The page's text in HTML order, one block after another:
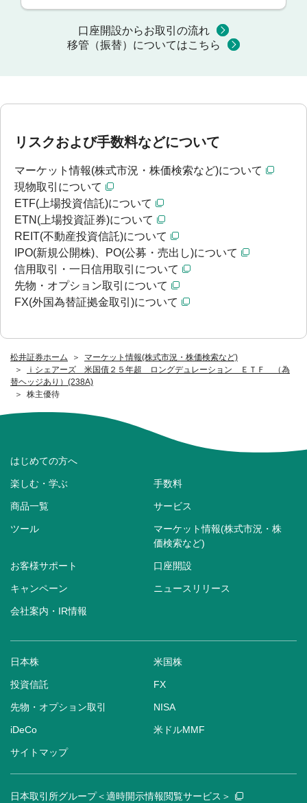
松井証券ホーム
マーケット情報(株式市況・株価検索など)
ｉシェアーズ 米国債２５年超 ロングデュレーション ＥＴＦ （為
替ヘッジあり）(238A)
株主優待
口座開設からお取引の流れ
移管（振替）についてはこちら
リスクおよび手数料などについて
マーケット情報(株式市況・株価検索など)について
現物取引について
ETF(上場投資信託)について
ETN(上場投資証券)について
REIT(不動産投資信託)について
IPO(新規公開株)、PO(公募・売出し)について
信用取引・一日信用取引について
先物・オプション取引について
FX(外国為替証拠金取引)について
はじめての方へ
楽しむ・学ぶ 手数料
商品一覧 サービス
ツール
マーケット情報(株式市況・株
価検索など)
お客様サポート 口座開設
キャンペーン ニュースリリース
会社案内・IR情報
日本株 米国株
投資信託 FX
先物・オプション取引 NISA
iDeCo 米ドルMMF
サイトマップ
日本取引所グループ＜適時開示情報閲覧サービス＞